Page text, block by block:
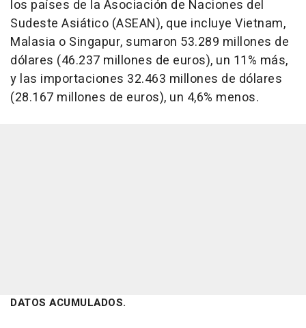
los países de la Asociación de Naciones del
Sudeste Asiático (ASEAN), que incluye Vietnam,
Malasia o Singapur, sumaron 53.289 millones de
dólares (46.237 millones de euros), un 11% más,
y las importaciones 32.463 millones de dólares
(28.167 millones de euros), un 4,6% menos.
DATOS ACUMULADOS.